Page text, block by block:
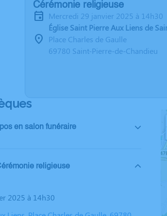
Cérémonie religieuse
mercredi 29 janvier 2025 à 14h30
Église Saint Pierre Aux Liens de
Place Charles de Gaulle
69780 Saint-Pierre-de-Chandieu
en salon funéraire
religieuse
2025 à 14h30